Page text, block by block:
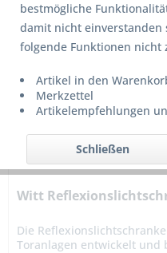
1 von3
Witt
Die
Toranlagen entwickelt und
bestmögliche
damit nicht einverstanden
folgende Funktionen nicht
Artikel in den
Merkzettel
Artikelempfehlungen
Schließen